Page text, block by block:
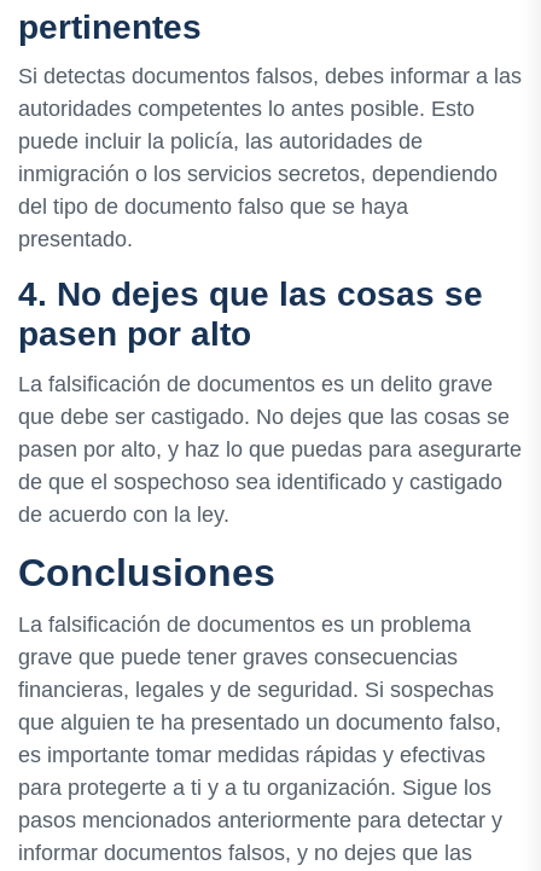
pertinentes
Si detectas documentos falsos, debes informar a las
autoridades competentes lo antes posible. Esto
puede incluir la policía, las autoridades de
inmigración o los servicios secretos, dependiendo
del tipo de documento falso que se haya
presentado.
4. No dejes que las cosas se
pasen por alto
La falsificación de documentos es un delito grave
que debe ser castigado. No dejes que las cosas se
pasen por alto, y haz lo que puedas para asegurarte
de que el sospechoso sea identificado y castigado
de acuerdo con la ley.
Conclusiones
La falsificación de documentos es un problema
grave que puede tener graves consecuencias
financieras, legales y de seguridad. Si sospechas
que alguien te ha presentado un documento falso,
es importante tomar medidas rápidas y efectivas
para protegerte a ti y a tu organización. Sigue los
pasos mencionados anteriormente para detectar y
informar documentos falsos, y no dejes que las